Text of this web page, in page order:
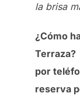
la brisa
¿Cómo
Terraza?
por
reserva